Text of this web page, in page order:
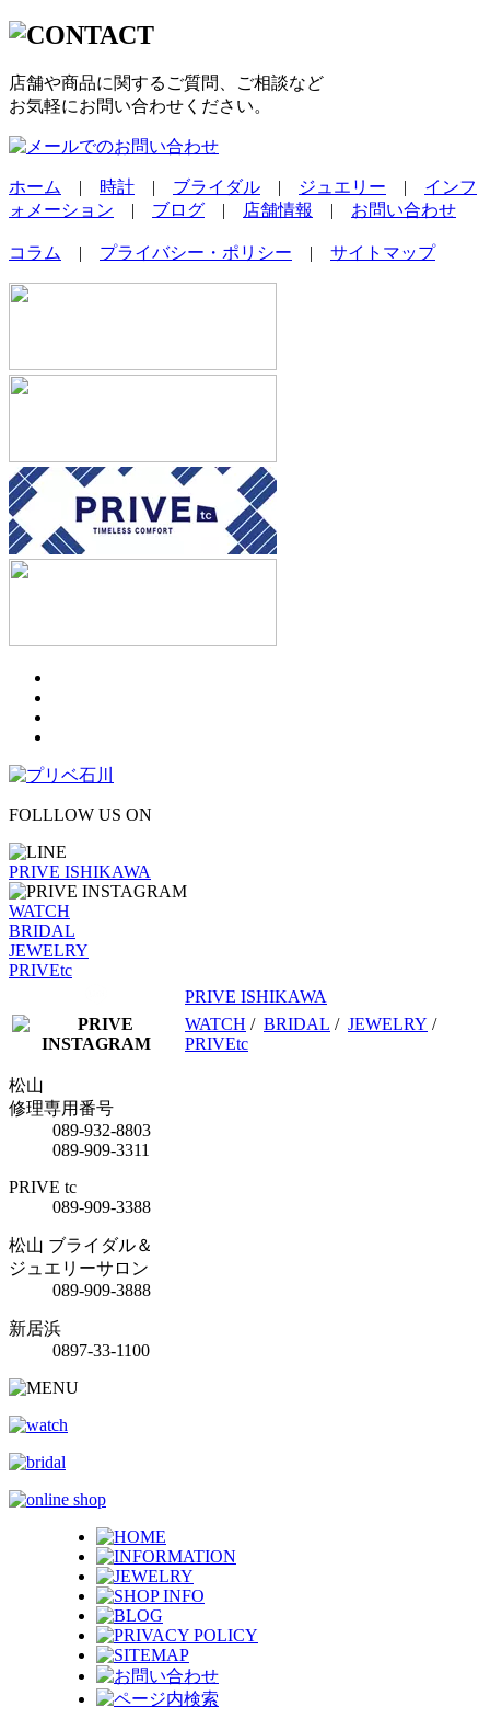
店舗や商品に関するご質問、ご相談など
お気軽にお問い合わせください。
ホーム | 時計 | ブライダル | ジュエリー | インフ
ォメーション | ブログ | 店舗情報 | お問い合わせ
コラム | プライバシー・ポリシー | サイトマップ
FOLLLOW US ON
PRIVE ISHIKAWA
WATCH
BRIDAL
JEWELRY
PRIVEtc
PRIVE ISHIKAWA
WATCH / BRIDAL / JEWELRY /
PRIVEtc
松山
修理専用番号
089-932-8803
089-909-3311
PRIVE tc
089-909-3388
松山 ブライダル＆
ジュエリーサロン
089-909-3888
新居浜
0897-33-1100